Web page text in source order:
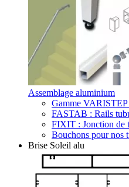
Assemblage aluminium
Gamme
FASTAB : Rails
FIXIT : Jonction de
Bouchons pour nos
Brise Soleil alu